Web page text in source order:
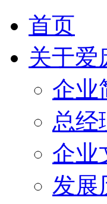
首页
关于爱
企业
总经
企业
发展